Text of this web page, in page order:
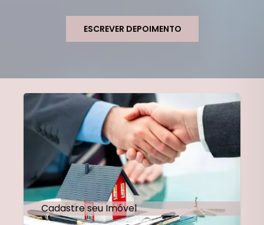
ESCREVER DEPOIMENTO
Cadastre seu Imóvel